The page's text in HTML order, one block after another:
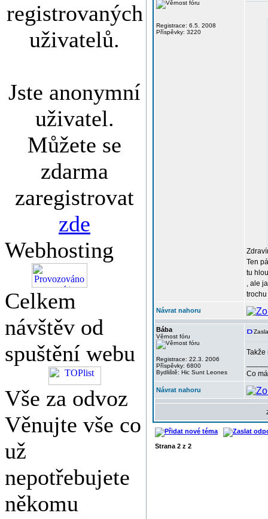
registrovaných
uživatelů.
Jste anonymní
uživatel.
Můžete se
zdarma
zaregistrovat
zde
Webhosting
Celkem
návštěv od
spuštění webu
Vše za odvoz
Věnujte vše co
už
nepotřebujete
někomu
Registrace: 6.5. 2008
Příspěvky: 3220
Ten
tu
, ale
Návrat nahoru
Bába
Věrnost fóru
Registrace: 22.3. 2006
Příspěvky: 6800
Bydliště: Hic Sunt Leones
Takže
Co
Návrat nahoru
Strana 2 z 2